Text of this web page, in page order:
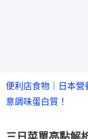
便利店食物｜日本
意調味蛋白質！